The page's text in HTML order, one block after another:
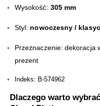
Wysokość: 305 mm
Styl: nowoczesny /
Przeznaczenie: dekoracja
prezent
Indeks: B-574962
Dlaczego warto